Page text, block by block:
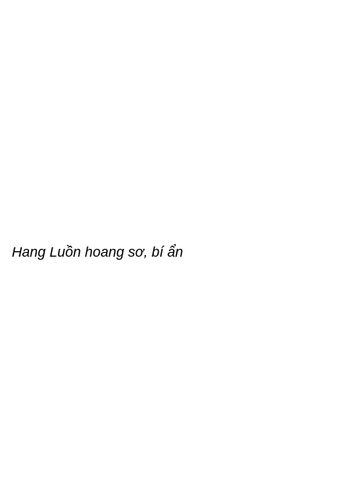
Hang Luồn hoang sơ, bí ẩn